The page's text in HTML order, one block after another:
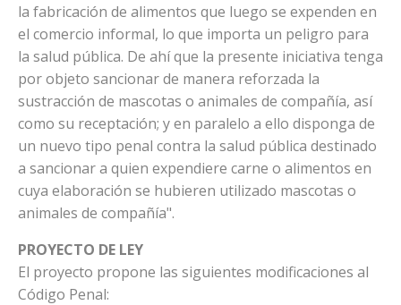
la fabricación de alimentos que luego se expenden en
el comercio informal, lo que importa un peligro para
la salud pública. De ahí que la presente iniciativa tenga
por objeto sancionar de manera reforzada la
sustracción de mascotas o animales de compañía, así
como su receptación; y en paralelo a ello disponga de
un nuevo tipo penal contra la salud pública destinado
a sancionar a quien expendiere carne o alimentos en
cuya elaboración se hubieren utilizado mascotas o
animales de compañía".
PROYECTO DE LEY
El proyecto propone las siguientes modificaciones al
Código Penal: